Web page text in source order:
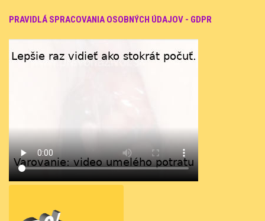
PRAVIDLÁ SPRACOVANIA OSOBNÝCH ÚDAJOV - GDPR